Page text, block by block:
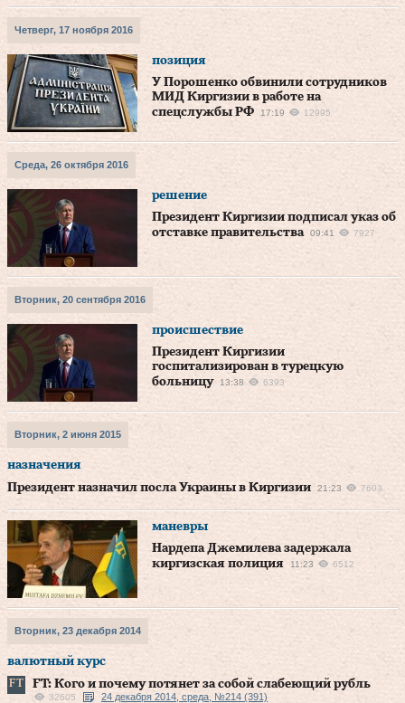
Четверг, 17 ноября 2016
позиция
У Порошенко обвинили сотрудников
МИД Киргизии в работе на
спецслужбы РФ
17:19 12995
Среда, 26 октября 2016
решение
Президент Киргизии подписал указ об
отставке правительства
09:41 7927
Вторник, 20 сентября 2016
происшествие
Президент Киргизии
госпитализирован в турецкую
больницу
13:38 6393
Вторник, 2 июня 2015
назначения
Президент назначил посла Украины в Киргизии
21:23 7603
маневры
Нардепа Джемилева задержала
киргизская полиция
11:23 6512
Вторник, 23 декабря 2014
валютный курс
FT: Кого и почему потянет за собой слабеющий рубль
32605 24 декабря 2014, среда, №214 (391)